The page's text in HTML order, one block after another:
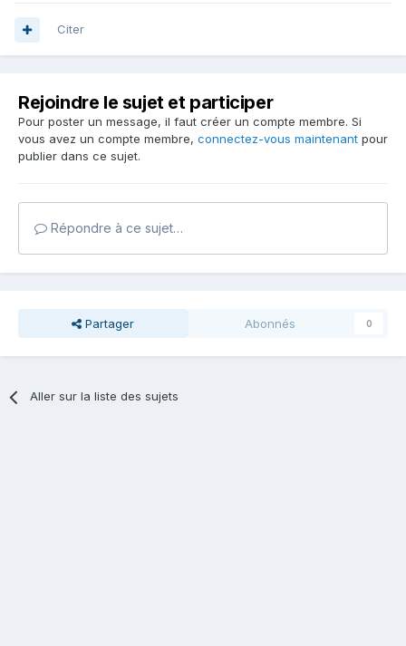
Citer
Rejoindre le sujet et participer
Pour poster un message, il faut créer un compte membre. Si
vous avez un compte membre, connectez-vous maintenant pour
publier dans ce sujet.
Répondre à ce sujet…
Partager Abonnés 0
Aller sur la liste des sujets